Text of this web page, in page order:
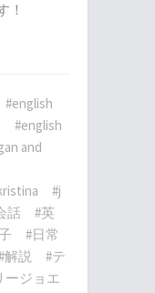
！
#english
#english
and
#j
話
#英
#日常
解説
#テ
ージョエ